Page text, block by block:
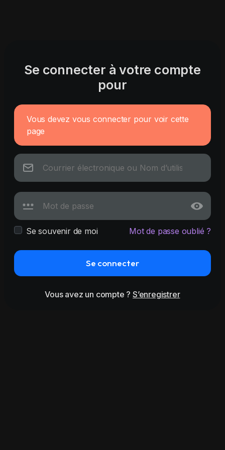
Se connecter à votre compte
pour
Vous devez vous connecter pour voir cette
page
Se souvenir de moi Mot de passe oublié ?
Se connecter
Vous avez un compte ?S’enregistrer